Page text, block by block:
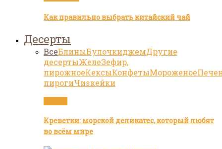
Как правильно выбрать китайский чай
Десерты
ВсеБлиныБулочкиджемДругие
десертыЖелеЗефир,
пирожноеКексыКонфетыМороженое
пирогиЧизкейки
Креветки: морской деликатес, который любят
во всём мире